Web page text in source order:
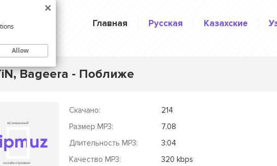
Главная Русская Казахские
Bageera - Поближе
Скачано:
214
Размер MP3:
7.08
Длительность MP3:
3:04
Качество MP3:
320 kbps
Allow